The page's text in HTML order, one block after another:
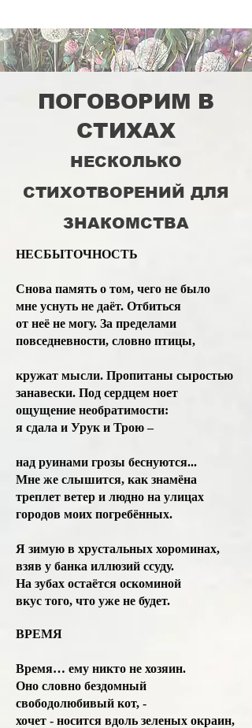
ПОГОВОРИМ В
СТИХАХ
НЕСКОЛЬКО
СТИХОТВОРЕНИЙ ДЛЯ
ЗНАКОМСТВА
НЕСБЫТОЧНОСТЬ
Снова память о том, чего не было
мне уснуть не даёт. Отбиться
от неё не могу. За пределами
повседневности, словно птицы,
кружат мысли. Пропитаны сыростью
занавески. Под сердцем ноет
ощущение необратимости:
я сдала и Урук и Трою –
над руинами грозы беснуются...
Мне же слышится, как знамёна
треплет ветер и людно на улицах
городов моих погребённых.
Я зимую в хрустальных хороминах,
взяв у банка иллюзий ссуду.
На зубах остаётся оскоминой
вкус того, что уже не будет.
ВРЕМЯ
Время… ему никто не хозяин.
Оно словно бездомный
свободолюбивый кот, -
хочет - носится вдоль зеленых окраин,